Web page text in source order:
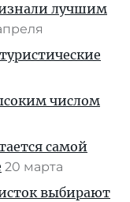
лучшим
числом
самой
20 марта
выбирают